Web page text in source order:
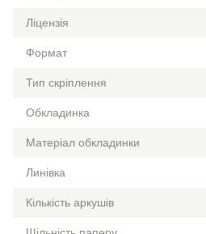
Ліцензія
Формат
Тип скріплення
Обкладинка
Матеріал обкладинки
Линівка
Кількість аркушів